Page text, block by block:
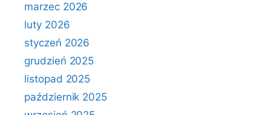
marzec 2026
luty 2026
styczeń 2026
grudzień 2025
listopad 2025
październik 2025